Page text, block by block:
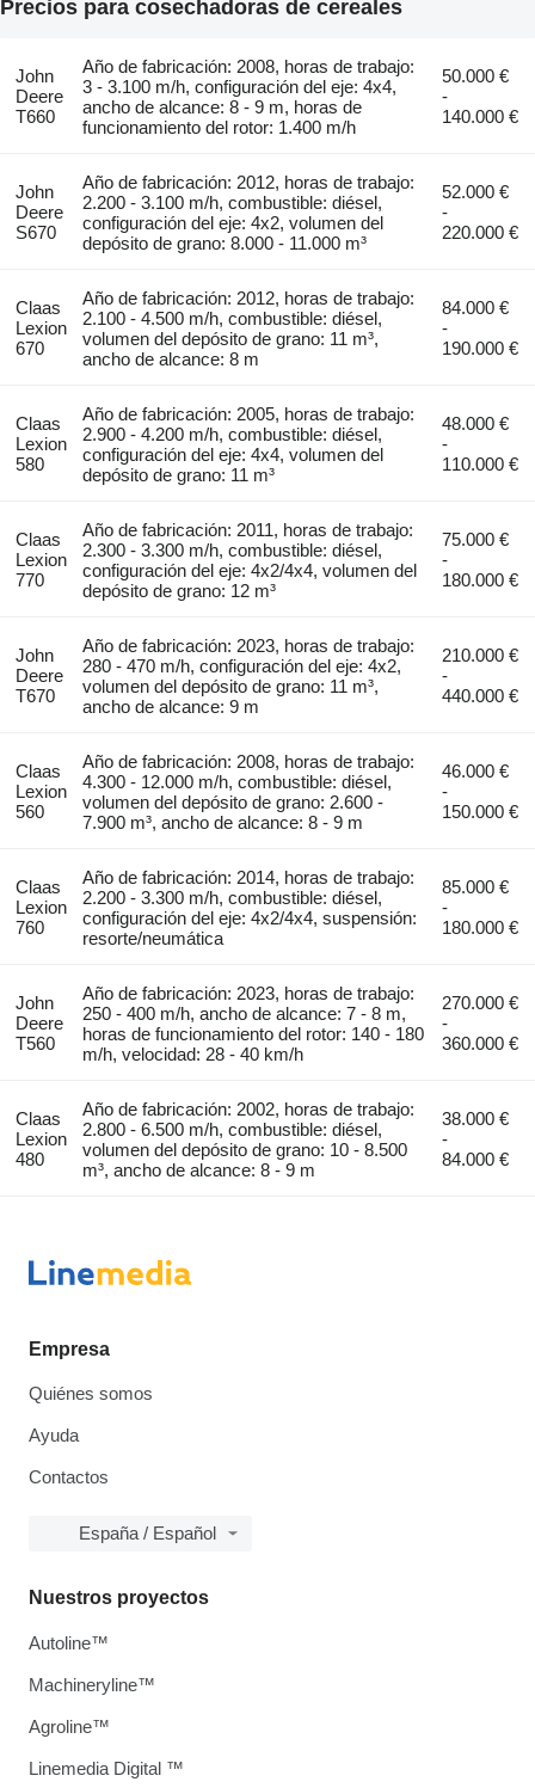
Precios para cosechadoras de cereales
John
Deere
T660
Año de fabricación: 2008, horas de trabajo:
3 - 3.100 m/h, configuración del eje: 4x4,
ancho de alcance: 8 - 9 m, horas de
funcionamiento del rotor: 1.400 m/h
50.000 €
-
140.000 €
John
Deere
S670
Año de fabricación: 2012, horas de trabajo:
2.200 - 3.100 m/h, combustible: diésel,
configuración del eje: 4x2, volumen del
depósito de grano: 8.000 - 11.000 m³
52.000 €
-
220.000 €
Claas
Lexion
670
Año de fabricación: 2012, horas de trabajo:
2.100 - 4.500 m/h, combustible: diésel,
volumen del depósito de grano: 11 m³,
ancho de alcance: 8 m
84.000 €
-
190.000 €
Claas
Lexion
580
Año de fabricación: 2005, horas de trabajo:
2.900 - 4.200 m/h, combustible: diésel,
configuración del eje: 4x4, volumen del
depósito de grano: 11 m³
48.000 €
-
110.000 €
Claas
Lexion
770
Año de fabricación: 2011, horas de trabajo:
2.300 - 3.300 m/h, combustible: diésel,
configuración del eje: 4x2/4x4, volumen del
depósito de grano: 12 m³
75.000 €
-
180.000 €
John
Deere
T670
Año de fabricación: 2023, horas de trabajo:
280 - 470 m/h, configuración del eje: 4x2,
volumen del depósito de grano: 11 m³,
ancho de alcance: 9 m
210.000 €
-
440.000 €
Claas
Lexion
560
Año de fabricación: 2008, horas de trabajo:
4.300 - 12.000 m/h, combustible: diésel,
volumen del depósito de grano: 2.600 -
7.900 m³, ancho de alcance: 8 - 9 m
46.000 €
-
150.000 €
Claas
Lexion
760
Año de fabricación: 2014, horas de trabajo:
2.200 - 3.300 m/h, combustible: diésel,
configuración del eje: 4x2/4x4, suspensión:
resorte/neumática
85.000 €
-
180.000 €
John
Deere
T560
Año de fabricación: 2023, horas de trabajo:
250 - 400 m/h, ancho de alcance: 7 - 8 m,
horas de funcionamiento del rotor: 140 - 180
m/h, velocidad: 28 - 40 km/h
270.000 €
-
360.000 €
Claas
Lexion
480
Año de fabricación: 2002, horas de trabajo:
2.800 - 6.500 m/h, combustible: diésel,
volumen del depósito de grano: 10 - 8.500
m³, ancho de alcance: 8 - 9 m
38.000 €
-
84.000 €
Empresa
Quiénes somos
Ayuda
Contactos
España / Español
Nuestros proyectos
Autoline™
Machineryline™
Agroline™
Linemedia Digital ™